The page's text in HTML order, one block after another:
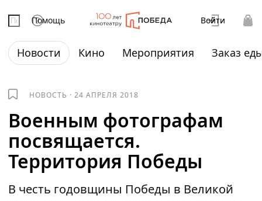
Помощь Войти
Новости Кино Мероприятия Заказ
НОВОСТЬ ·24 АПРЕЛЯ 2018
Военным фотографам
посвящается.
Территория Победы
В честь годовщины Победы в Великой